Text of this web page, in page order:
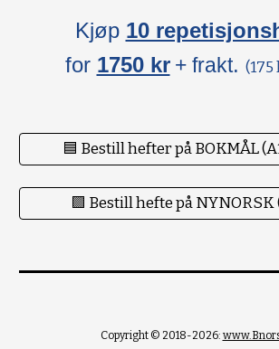
Kjøp 10
for 1750 kr + frakt.
🟦 Bestill hefter på BOKMÅL
🟪 Bestill hefte på NYNORSK
Copyright © 2018-2026: